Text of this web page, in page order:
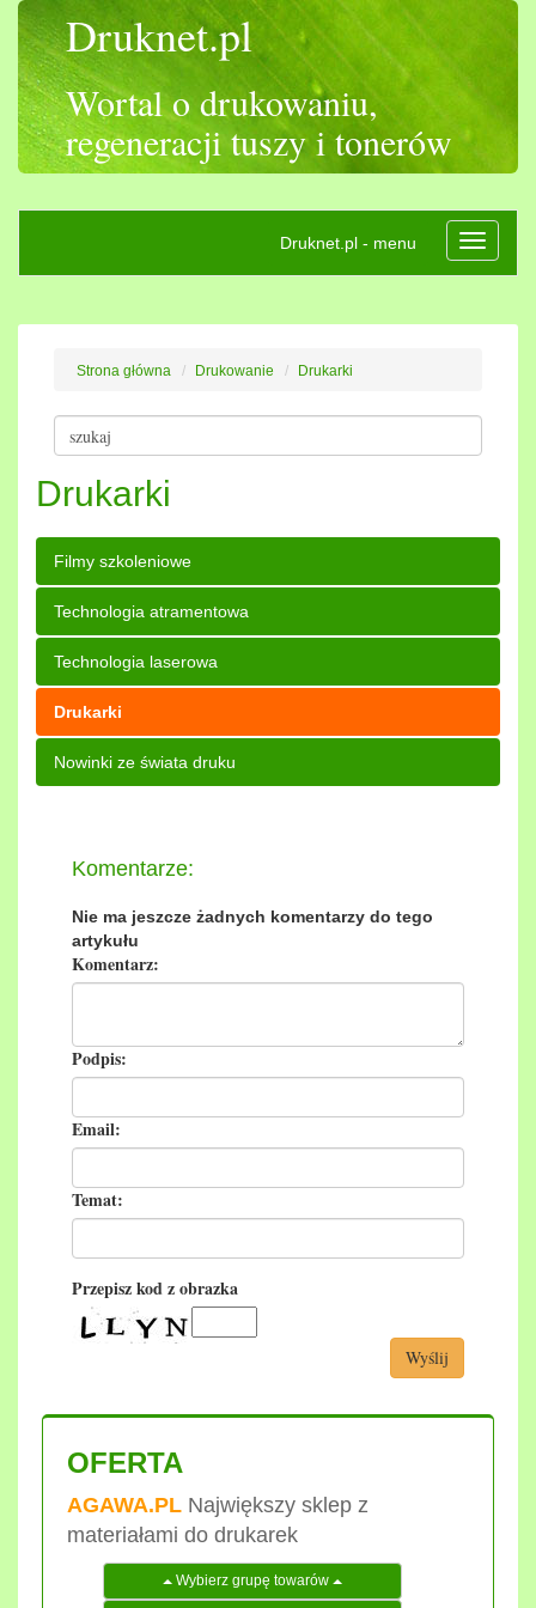
Druknet.pl
Wortal o drukowaniu,
regeneracji tuszy i tonerów
Rozwiń
Druknet.pl - menu
Strona główna Drukowanie Drukarki
Drukarki
Filmy szkoleniowe
Technologia atramentowa
Technologia laserowa
Drukarki
Nowinki ze świata druku
Komentarze:
Nie ma jeszcze żadnych komentarzy do tego
artykułu
Komentarz:
Podpis:
Email:
Temat:
Przepisz kod z obrazka
Wyślij
OFERTA
AGAWA.PL Największy sklep z
materiałami do drukarek
Wybierz grupę towarów